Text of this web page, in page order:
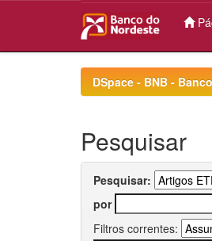
DSpace - BNB -
Pesquisar
Pesquisar:
por
Filtros correntes: